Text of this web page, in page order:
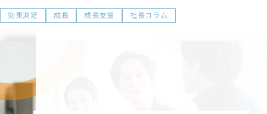
効果測定 成長 成長支援 社長コラム